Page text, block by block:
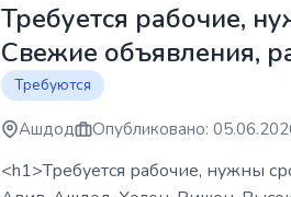
Требуется рабочие,
Свежие объявления,
Требуются
Ашдод Опубликовано:
<h1>Требуется рабочие, нужны